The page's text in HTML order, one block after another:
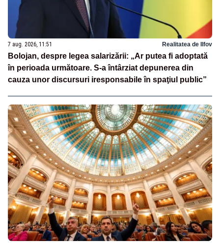
7 aug. 2026, 11:51 Realitatea de Ilfov
Bolojan, despre legea salarizării: „Ar putea fi adoptată
în perioada următoare. S-a întârziat depunerea din
cauza unor discursuri iresponsabile în spaţiul public”